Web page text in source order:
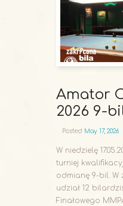
Amator
2026 9-
Posted May 17, 2026
W niedzielę
turniej
odmianę 9-bil. W
udział 12
Finałowego